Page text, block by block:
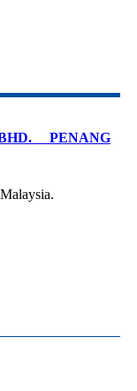
BHD. PENANG